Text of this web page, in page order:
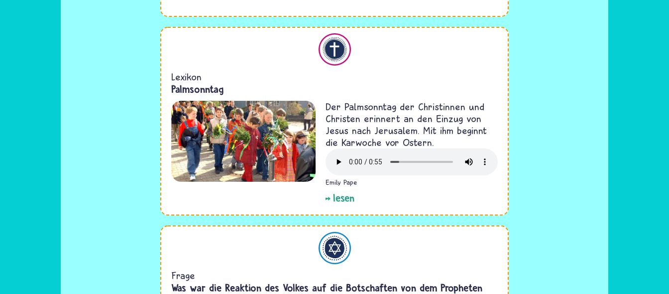
Lexikon
Palmsonntag
Der Palmsonntag der Christinnen und
Christen erinnert an den Einzug von
Jesus nach Jerusalem. Mit ihm beginnt
die Karwoche vor Ostern.
Emily Pape
lesen
Frage
Was war die Reaktion des Volkes auf die Botschaften von dem Propheten